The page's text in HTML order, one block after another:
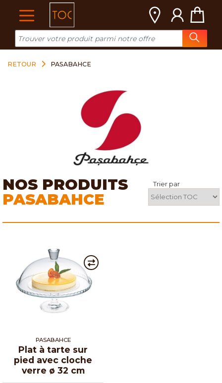
RETOUR PASABAHCE
NOS PRODUITS
PASABAHCE
Trier par
PASABAHCE
Plat à tarte sur
pied avec cloche
verre ø 32 cm
Cookies management panel